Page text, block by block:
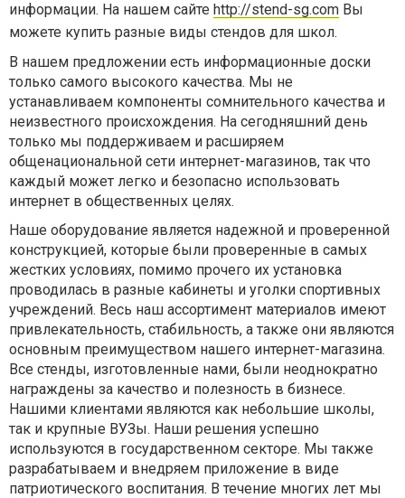
информации. На нашем сайте http://stend-sg.com Вы
можете купить разные виды стендов для школ.
В нашем предложении есть информационные доски
только самого высокого качества. Мы не
устанавливаем компоненты сомнительного качества и
неизвестного происхождения. На сегодняшний день
только мы поддерживаем и расширяем
общенациональной сети интернет-магазинов, так что
каждый может легко и безопасно использовать
интернет в общественных целях.
Наше оборудование является надежной и проверенной
конструкцией, которые были проверенные в самых
жестких условиях, помимо прочего их установка
проводилась в разные кабинеты и уголки спортивных
учреждений. Весь наш ассортимент материалов имеют
привлекательность, стабильность, а также они являются
основным преимуществом нашего интернет-магазина.
Все стенды, изготовленные нами, были неоднократно
награждены за качество и полезность в бизнесе.
Нашими клиентами являются как небольшие школы,
так и крупные ВУЗы. Наши решения успешно
используются в государственном секторе. Мы также
разрабатываем и внедряем приложение в виде
патриотического воспитания. В течение многих лет мы